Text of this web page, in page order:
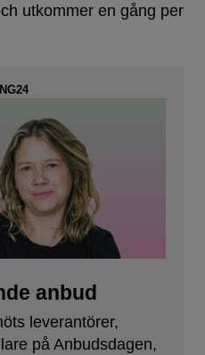
utkommer en gång per
anbud
leverantörer,
på Anbudsdagen,